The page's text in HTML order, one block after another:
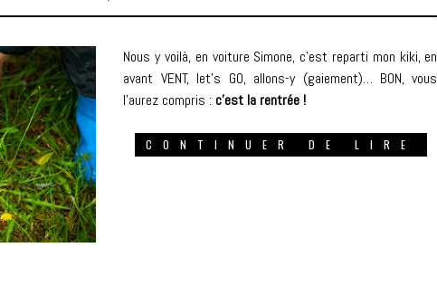
Nous y voilà, en voiture Simone, c’est reparti mon kiki, en
avant VENT, let’s GO, allons-y (gaiement)… BON, vous
l’aurez compris : c’est la rentrée !
CONTINUER DE LIRE